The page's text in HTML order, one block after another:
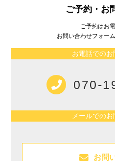
ご予約・お
ご予約はお
お問い合わせフォー
お電話での
070-
メールでの
お問